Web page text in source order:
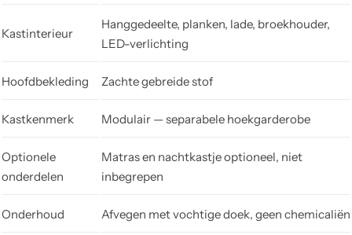
Kastinterieur
Hanggedeelte, planken, lade, broekhouder,
LED-verlichting
Hoofdbekleding Zachte gebreide stof
Kastkenmerk Modulair — separabele hoekgarderobe
Optionele
onderdelen
Matras en nachtkastje optioneel, niet
inbegrepen
Onderhoud Afvegen met vochtige doek, geen chemicaliën